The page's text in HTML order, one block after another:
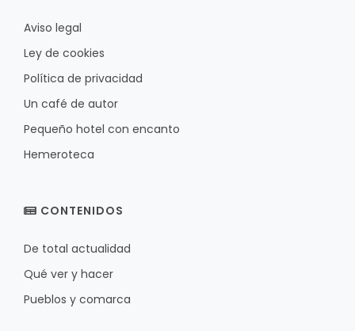
Aviso legal
Ley de cookies
Política de privacidad
Un café de autor
Pequeño hotel con encanto
Hemeroteca
CONTENIDOS
De total actualidad
Qué ver y hacer
Pueblos y comarca